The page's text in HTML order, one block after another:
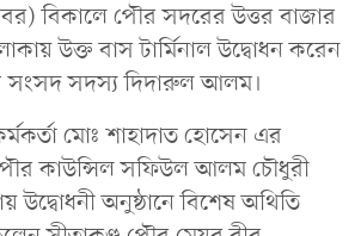
বিকালে পৌর সদরের উত্তর বাজার
উক্ত বাস টার্মিনাল উদ্বোধন করেন
সংসদ সদস্য দিদারুল আলম।
মোঃ শাহাদাত হোসেন এর
কাউন্সিল সফিউল আলম চৌধুরী
উদ্বোধনী অনুষ্ঠানে বিশেষ অথিতি